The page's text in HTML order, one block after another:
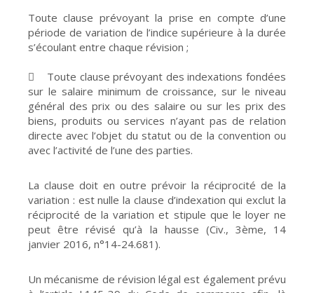
Toute clause prévoyant la prise en compte d’une
période de variation de l’indice supérieure à la durée
s’écoulant entre chaque révision ;
 Toute clause prévoyant des indexations fondées
sur le salaire minimum de croissance, sur le niveau
général des prix ou des salaire ou sur les prix des
biens, produits ou services n’ayant pas de relation
directe avec l’objet du statut ou de la convention ou
avec l’activité de l’une des parties.
La clause doit en outre prévoir la réciprocité de la
variation : est nulle la clause d’indexation qui exclut la
réciprocité de la variation et stipule que le loyer ne
peut être révisé qu’à la hausse (Civ., 3ème, 14
janvier 2016, n°14-24.681).
Un mécanisme de révision légal est également prévu